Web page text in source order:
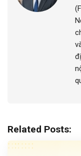
Related Posts: